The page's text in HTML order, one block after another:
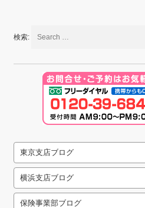
検索:
東京支店ブログ
横浜支店ブログ
保険事業部ブログ